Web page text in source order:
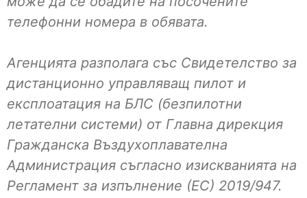
телефонни номера в обявата.
Агенцията разполага със Свидетелство за
дистанционно управляващ пилот и
експлоатация на БЛС (безпилотни
летателни системи) от Главна дирекция
Гражданска Въздухоплавателна
Администрация съгласно изискванията на
Регламент за изпълнение (ЕС) 2019/947.